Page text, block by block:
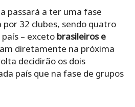
passará a ter uma fase
32 clubes, sendo quatro
– exceto brasileiros e
diretamente na próxima
decidirão os dois
país que na fase de grupos